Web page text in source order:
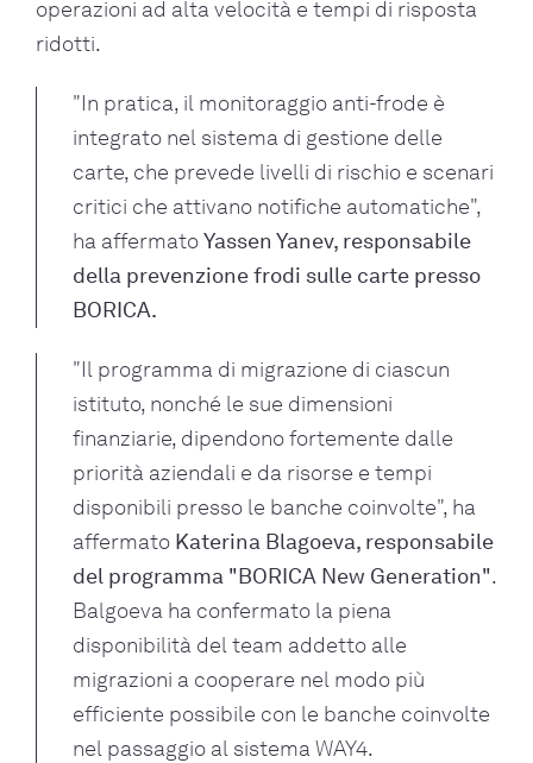
operazioni ad alta velocità e tempi di risposta
ridotti.
"In pratica, il monitoraggio anti-frode è
integrato nel sistema di gestione delle
carte, che prevede livelli di rischio e scenari
critici che attivano notifiche automatiche",
ha affermatoYassen Yanev, responsabile
della prevenzione frodi sulle carte presso
BORICA.
"Il programma di migrazione di ciascun
istituto, nonché le sue dimensioni
finanziarie, dipendono fortemente dalle
priorità aziendali e da risorse e tempi
disponibili presso le banche coinvolte", ha
affermato Katerina Blagoeva, responsabile
del programma "BORICA New Generation".
Balgoeva ha confermato la piena
disponibilità del team addetto alle
migrazioni a cooperare nel modo più
efficiente possibile con le banche coinvolte
nel passaggio al sistema WAY4.